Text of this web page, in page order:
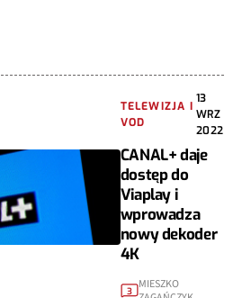
TELEWIZJA I
VOD
13
WRZ
2022
CANAL+ daje
dostęp do
Viaplay i
wprowadza
nowy dekoder
4K
3 MIESZKO